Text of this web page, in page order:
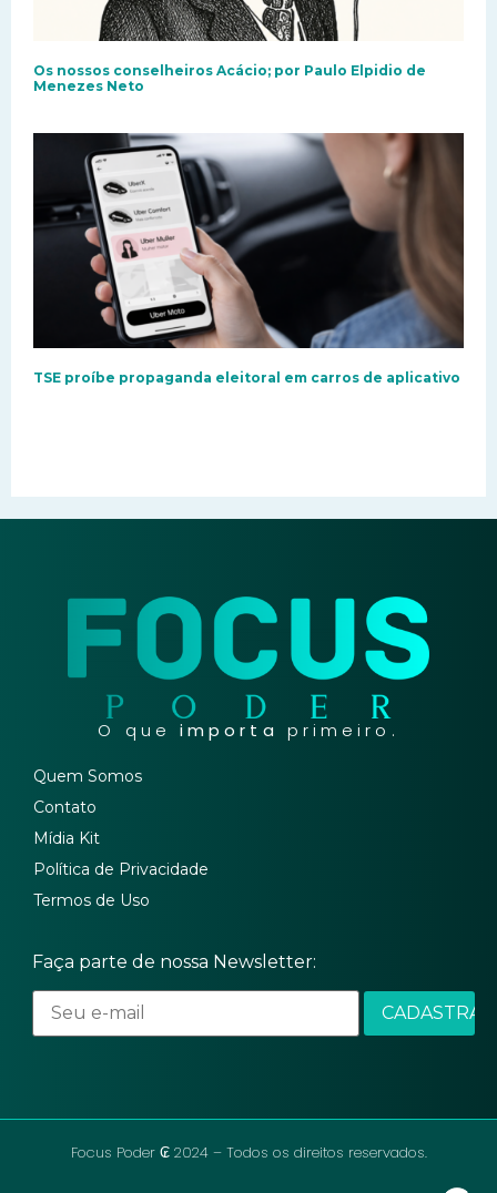
Os nossos conselheiros Acácio; por Paulo Elpidio de
Menezes Neto
TSE proíbe propaganda eleitoral em carros de aplicativo
O que importa primeiro.
Quem Somos
Contato
Mídia Kit
Política de Privacidade
Termos de Uso
Faça parte de nossa Newsletter:
Focus Poder ₢ 2024 – Todos os direitos reservados.